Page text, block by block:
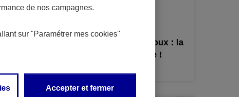
ACTU
Lutter contre les poux : la
guerre est déclarée !
de nos campagnes.
sur "Paramétrer mes cookies"
Accepter et fermer